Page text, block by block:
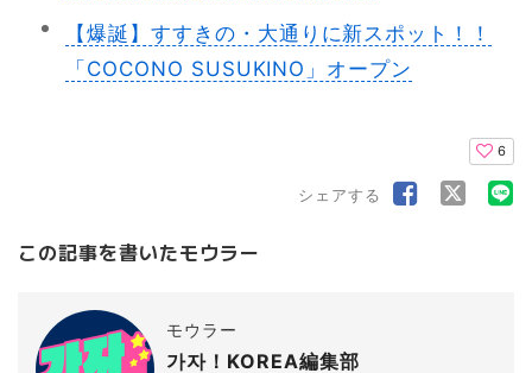
【爆誕】すすきの・大通りに新スポット！！
「COCONO SUSUKINO」オープン
6
シェアする
この記事を書いたモウラー
モウラー
가자！KOREA編集部